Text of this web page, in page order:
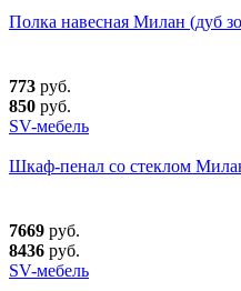
Полка навесная Милан (дуб
773 руб.
850 руб.
SV-мебель
Шкаф-пенал со стеклом
7669 руб.
8436 руб.
SV-мебель